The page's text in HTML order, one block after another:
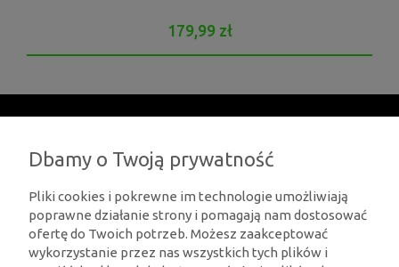
179,99 zł
Moje konto
O SKLEPIE
KONTAKT
Dbamy o Twoją prywatność
Pliki cookies i pokrewne im technologie umożliwiają
poprawne działanie strony i pomagają nam dostosować
ofertę do Twoich potrzeb. Możesz zaakceptować
wykorzystanie przez nas wszystkich tych plików i